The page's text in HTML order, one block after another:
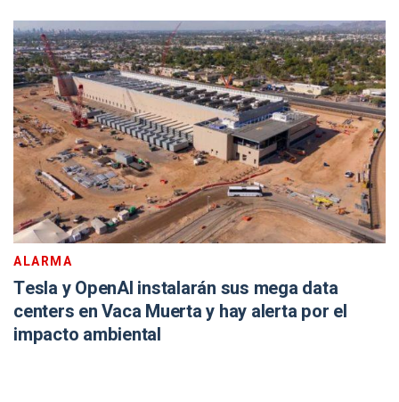
ALARMA
Tesla y OpenAI instalarán sus mega data
centers en Vaca Muerta y hay alerta por el
impacto ambiental